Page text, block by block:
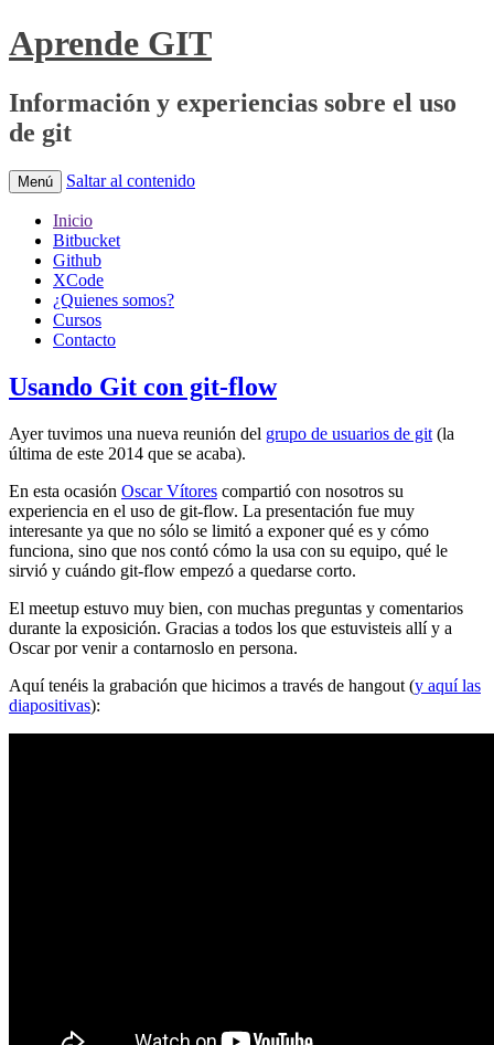
Aprende GIT
Información y experiencias sobre el uso
de git
Menú Saltar al contenido
Inicio
Bitbucket
Github
XCode
¿Quienes somos?
Cursos
Contacto
Usando Git con git-flow
Ayer tuvimos una nueva reunión del grupo de usuarios de git (la
última de este 2014 que se acaba).
En esta ocasión Oscar Vítores compartió con nosotros su
experiencia en el uso de git-flow. La presentación fue muy
interesante ya que no sólo se limitó a exponer qué es y cómo
funciona, sino que nos contó cómo la usa con su equipo, qué le
sirvió y cuándo git-flow empezó a quedarse corto.
El meetup estuvo muy bien, con muchas preguntas y comentarios
durante la exposición. Gracias a todos los que estuvisteis allí y a
Oscar por venir a contarnoslo en persona.
Aquí tenéis la grabación que hicimos a través de hangout (y aquí las
diapositivas):